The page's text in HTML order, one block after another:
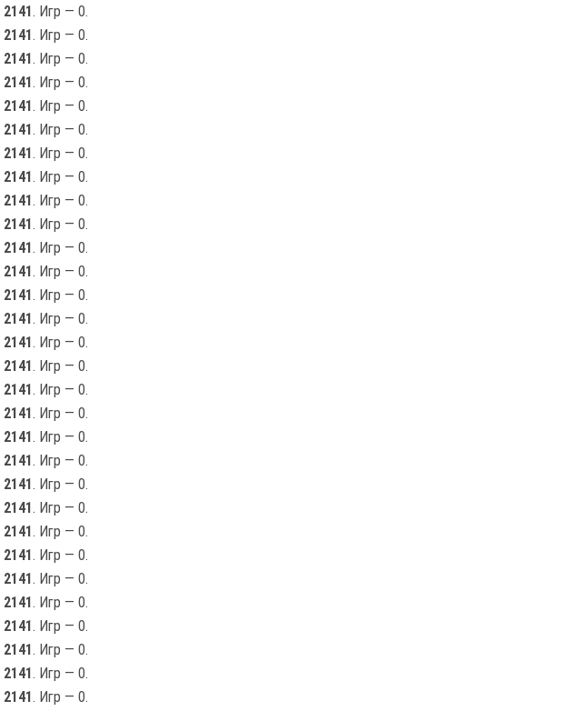
2141. Игр — 0.
2141. Игр — 0.
2141. Игр — 0.
2141. Игр — 0.
2141. Игр — 0.
2141. Игр — 0.
2141. Игр — 0.
2141. Игр — 0.
2141. Игр — 0.
2141. Игр — 0.
2141. Игр — 0.
2141. Игр — 0.
2141. Игр — 0.
2141. Игр — 0.
2141. Игр — 0.
2141. Игр — 0.
2141. Игр — 0.
2141. Игр — 0.
2141. Игр — 0.
2141. Игр — 0.
2141. Игр — 0.
2141. Игр — 0.
2141. Игр — 0.
2141. Игр — 0.
2141. Игр — 0.
2141. Игр — 0.
2141. Игр — 0.
2141. Игр — 0.
2141. Игр — 0.
2141. Игр — 0.